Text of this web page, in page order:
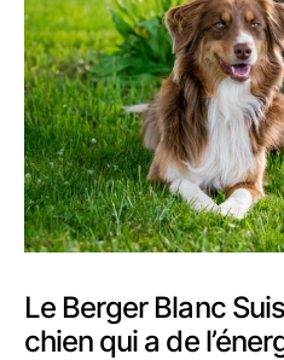
Le Berger Blanc
chien qui a de